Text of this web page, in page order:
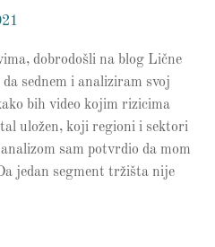
dobrodošli na blog Lične
sednem i analiziram svoj
bih video kojim rizicima
uložen, koji regioni i sektori
sam potvrdio da mom
jedan segment tržišta nije